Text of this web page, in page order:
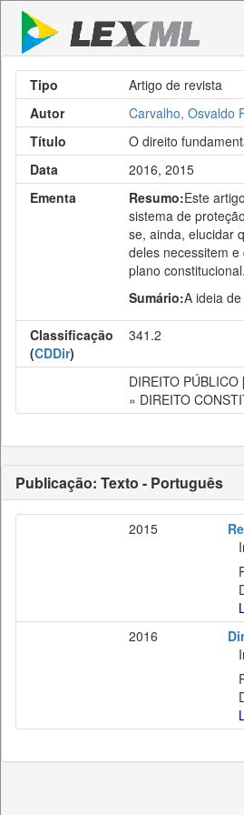
Tipo
Artigo de revista
Autor
Carvalho, Osvaldo
Título
O direito
Data
2016, 2015
Ementa
Resumo:Este
sistema de
se, ainda, elucidar
deles necessitem
plano constitucional.
Sumário:A ideia
Classificação
(CDDir)
341.2
DIREITO PÚBLICO
» DIREITO
Publicação: Texto - Português
2015
2016